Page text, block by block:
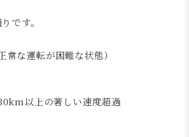
です。
常な運転が困難な状態）
以上の著しい速度超過